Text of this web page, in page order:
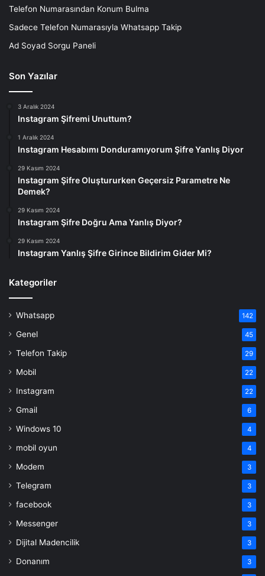
Telefon Numarasından Konum Bulma
Sadece Telefon Numarasıyla Whatsapp Takip
Ad Soyad Sorgu Paneli
Son Yazılar
3 Aralık 2024
Instagram Şifremi Unuttum?
1 Aralık 2024
Instagram Hesabımı Donduramıyorum Şifre Yanlış Diyor
29 Kasım 2024
Instagram Şifre Oluştururken Geçersiz Parametre Ne
Demek?
29 Kasım 2024
Instagram Şifre Doğru Ama Yanlış Diyor?
29 Kasım 2024
Instagram Yanlış Şifre Girince Bildirim Gider Mi?
Kategoriler
Whatsapp 142
Genel 45
Telefon Takip 29
Mobil 22
Instagram 22
Gmail 6
Windows 10 4
mobil oyun 4
Modem 3
Telegram 3
facebook 3
Messenger 3
Dijital Madencilik 3
Donanım 3